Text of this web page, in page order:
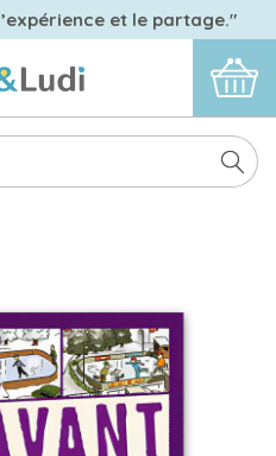
et le partage."